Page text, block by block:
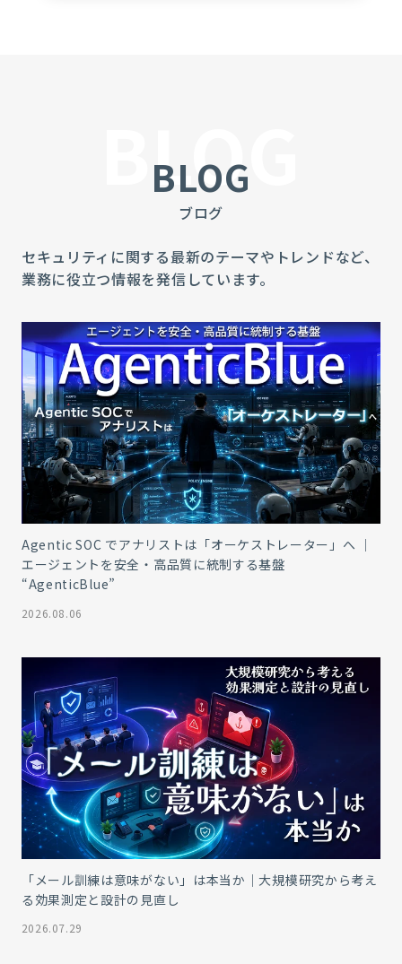
BLOG
BLOG
ブログ
セキュリティに関する最新のテーマやトレンドなど、
業務に役立つ情報を発信しています。
Agentic SOC でアナリストは「オーケストレーター」へ ｜
エージェントを安全・高品質に統制する基盤
“AgenticBlue”
2026.08.06
「メール訓練は意味がない」は本当か｜大規模研究から考え
る効果測定と設計の見直し
2026.07.29